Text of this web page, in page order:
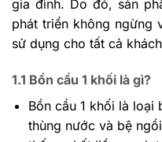
gia đình. Do đó, sản
phát triển không ngừng
sử dụng cho tất cả
1.1 Bồn cầu 1 khối là gì?
Bồn cầu 1 khối là loại
thùng nước và bệ